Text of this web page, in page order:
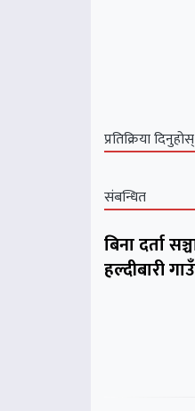
प्रतिक्रिया दिनुहोस्
संबन्धित
बिना दर्ता
हल्दीबारी